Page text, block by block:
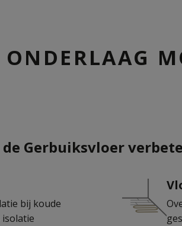
Gerbuiksvloer
bij koude